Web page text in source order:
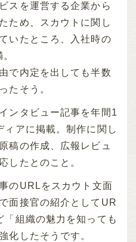
スを運営する企業から
ため、スカウトに関し
いたところ、入社時の
で内定を出しても半数
たそう。
ンタビュー記事を年間1
アに掲載。制作に関し
稿の作成、広報レビュ
したとのこと。
のURLをスカウト文面
面接官の紹介としてUR
「組織の魅力を知っても
化したそうです。